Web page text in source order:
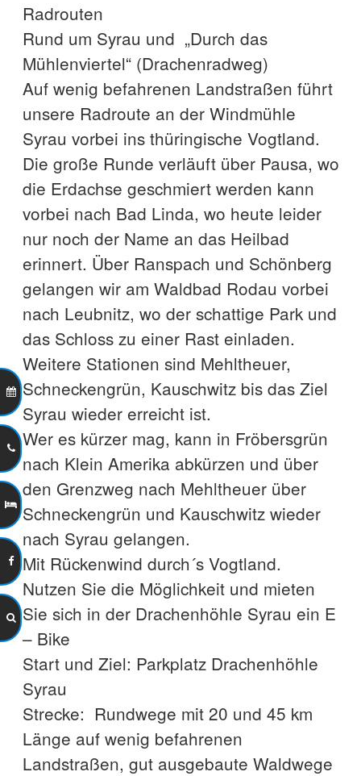
Radrouten
Rund um Syrau und „Durch das
Mühlenviertel“ (Drachenradweg)
Auf wenig befahrenen Landstraßen führt
unsere Radroute an der Windmühle
Syrau vorbei ins thüringische Vogtland.
Die große Runde verläuft über Pausa, wo
die Erdachse geschmiert werden kann
vorbei nach Bad Linda, wo heute leider
nur noch der Name an das Heilbad
erinnert. Über Ranspach und Schönberg
gelangen wir am Waldbad Rodau vorbei
nach Leubnitz, wo der schattige Park und
das Schloss zu einer Rast einladen.
Weitere Stationen sind Mehltheuer,
Schneckengrün, Kauschwitz bis das Ziel
Syrau wieder erreicht ist.
Wer es kürzer mag, kann in Fröbersgrün
nach Klein Amerika abkürzen und über
den Grenzweg nach Mehltheuer über
Schneckengrün und Kauschwitz wieder
nach Syrau gelangen.
Mit Rückenwind durch´s Vogtland.
Nutzen Sie die Möglichkeit und mieten
Sie sich in der Drachenhöhle Syrau ein E
– Bike
Start und Ziel: Parkplatz Drachenhöhle
Syrau
Strecke: Rundwege mit 20 und 45 km
Länge auf wenig befahrenen
Landstraßen, gut ausgebaute Waldwege